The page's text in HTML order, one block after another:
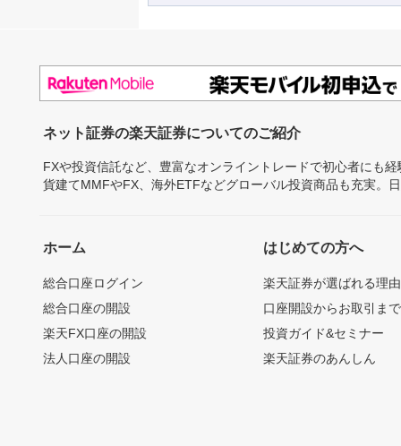
ネット証券の楽天証券についてのご紹介
FXや投資信託など、豊富なオンライントレードで初心者にも
貨建てMMFやFX、海外ETFなどグローバル投資商品も充実。
ホーム
総合口座ログイン
総合口座の開設
楽天FX口座の開設
法人口座の開設
はじめての方へ
楽天証券が選ばれる理由
口座開設からお取引ま
投資ガイド&セミナー
楽天証券のあんしん